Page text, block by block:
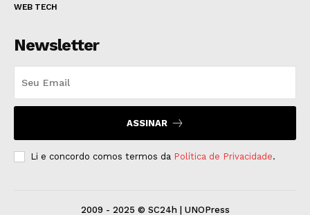
WEB TECH
Newsletter
ASSINAR
Li e concordo comos termos da Política de Privacidade.
2009 - 2025 © SC24h | UNOPress